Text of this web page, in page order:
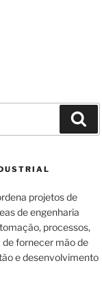
projetos de
de engenharia
processos,
fornecer mão de
e desenvolvimento